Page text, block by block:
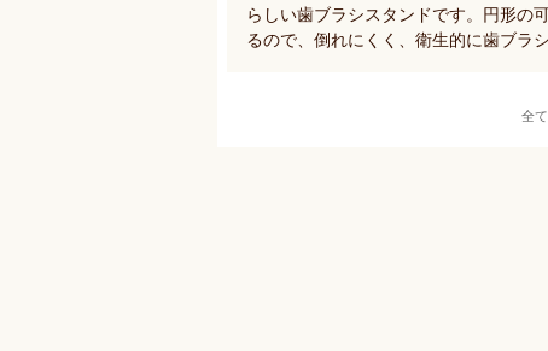
らしい歯ブラシスタンドです。円形の
るので、倒れにくく、衛生的に歯ブラ
全